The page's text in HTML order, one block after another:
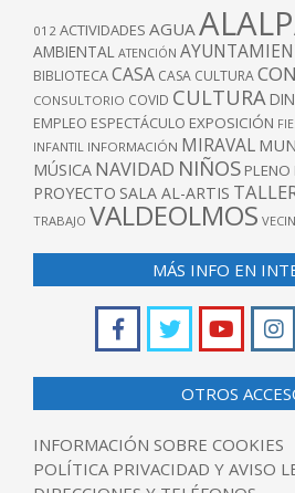
012 ACTIVIDADES AGUA
AMBIENTAL ATENCIÓN
BIBLIOTECACASA CASA CULTURA
CONSULTORIO COVID CULTURA
EMPLEO ESPECTÁCULO EXPOSICIÓN
INFANTIL INFORMACIÓN MIRAVAL
MÚSICA NAVIDAD NIÑOS PLENO
PROYECTO SALA AL-ARTIS
TRABAJO VALDEOLMOS
MÁS INFO EN
OTROS
INFORMACIÓN SOBRE COOKIES
POLÍTICA PRIVACIDAD Y AVISO